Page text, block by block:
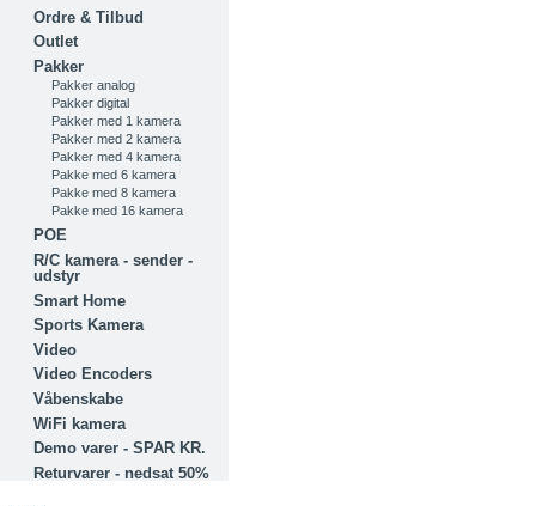
Ordre & Tilbud
Outlet
Pakker
Pakker analog
Pakker digital
Pakker med 1 kamera
Pakker med 2 kamera
Pakker med 4 kamera
Pakke med 6 kamera
Pakke med 8 kamera
Pakke med 16 kamera
POE
R/C kamera - sender -
udstyr
Smart Home
Sports Kamera
Video
Video Encoders
Våbenskabe
WiFi kamera
Demo varer - SPAR KR.
Returvarer - nedsat 50%